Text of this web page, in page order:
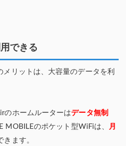
できる
リットは、大容量のデータを利
のホームルーターはデータ無制
MOBILEのポケット型WiFiは、
月
ます。